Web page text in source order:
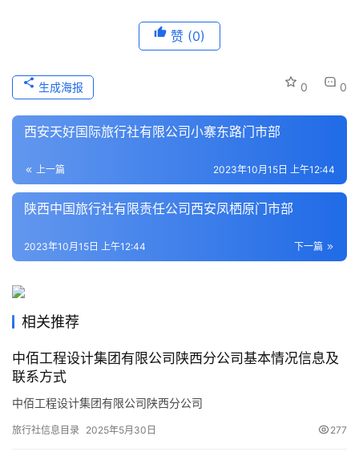
史
游
之
家
生
活
旅
游
城
注册
赞 (0)
0 0
生成海报
西安天好国际旅行社有限公司小寨东路门市部
上一篇 2023年10月15日 上午12:44
陕西中国旅行社有限责任公司西安凤栖原门市部
下一篇
2023年10月15日 上午12:44
相关推荐
中佰工程设计集团有限公司陕西分公司基本情况信息及
联系方式
中佰工程设计集团有限公司陕西分公司
旅行社信息目录 2025年5月30日 277